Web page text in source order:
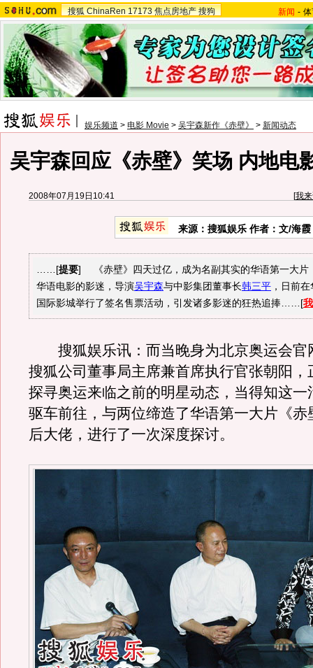
搜狐 ChinaRen 17173 焦点房地产 搜狗 新闻 -
娱乐频道 > 电影 Movie > 吴宇森新作《赤壁》 > 新闻动态
吴宇森回应《赤壁》笑场 内地电
2008年07月19日10:41 [我
来源：搜狐娱乐 作者：文/海
……[提要] 《赤壁》四天过亿，成为名副其实的华语第一大片
华语电影的影迷，导演吴宇森与中影集团董事长韩三平 ，日前
国际影城举行了签名售票活动，引发诸多影迷的狂热追捧……[
搜狐娱乐讯：而当晚身为北京奥运会官
搜狐公司董事局主席兼首席执行官张朝阳，
探寻奥运来临之前的明星动态，当得知这一
驱车前往，与两位缔造了华语第一大片《赤
后大佬，进行了一次深度探讨。